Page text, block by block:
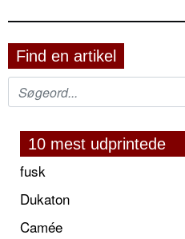
Find en artikel
10 mest udprintede
fusk
Dukaton
Camée